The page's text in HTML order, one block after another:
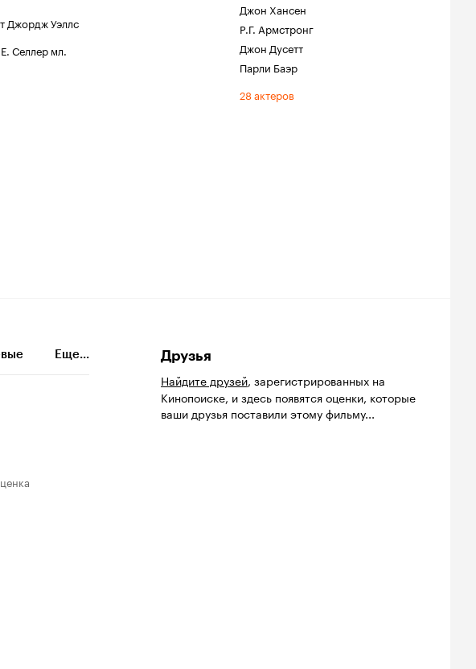
Джордж Уэллс
Селлер мл.
Джон Хансен
Р.Г. Армстронг
Джон Дусетт
Парли Баэр
28 актеров
Еще...
Друзья
Найдите друзей, зарегистрированных на
Кинопоиске, и здесь появятся оценки, которые
ваши друзья поставили этому фильму...